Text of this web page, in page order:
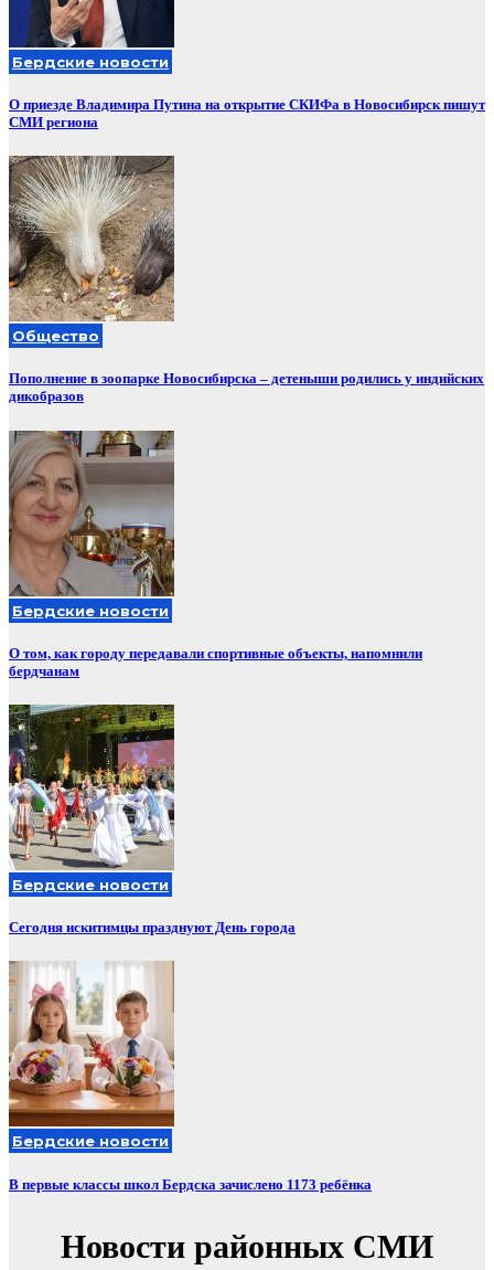
Бердские новости
О приезде Владимира Путина на открытие СКИФа в Новосибирск пишут
СМИ региона
Общество
Пополнение в зоопарке Новосибирска – детеныши родились у индийских
дикобразов
Бердские новости
О том, как городу передавали спортивные объекты, напомнили
бердчанам
Бердские новости
Сегодня искитимцы празднуют День города
Бердские новости
В первые классы школ Бердска зачислено 1173 ребёнка